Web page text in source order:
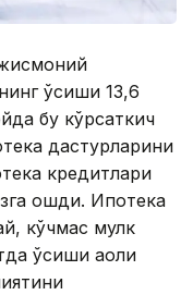
ўсиши 13,6
бу кўрсаткич
дастурларини
кредитлари
ошди. Ипотека
кўчмас мулк
ўсиши аҳоли